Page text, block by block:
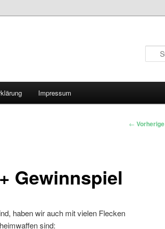
Impressum
← Vorherige
Gewinnspiel
haben wir auch mit vielen Flecken
sind: